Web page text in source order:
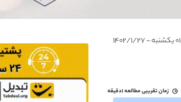
۱/۲۷
زمان تقریبی مطالعه۱دقیقه